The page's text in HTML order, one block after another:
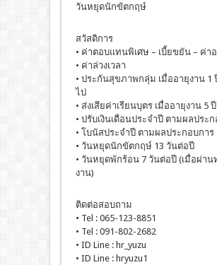
วันหยุดนักขัตกฤษ์
สวัสดิการ
• ค่าตอบแทนพิเศษ – เบี้ยขยัน – ค่า
• ค่าล่วงเวลา
• ประกันสุขภาพกลุ่ม เมื่ออายุงาน 1
ไป
• ส่งเสียค่าเรียนบุตร เมื่ออายุงาน 5
• ปรับเงินเดือนประจำปี ตามผลประ
• โบนัสประจำปี ตามผลประกอบการ
• วันหยุดนักขัตกฤษ์ 13 วันต่อปี
• วันหยุดพักร้อน 7 วันต่อปี (เมื่อผ่าน
งาน)
ติดต่อสอบถาม
• Tel : 065-123-8851
• Tel : 091-802-2682
• ID Line : hr_yuzu
• ID Line : hryuzu1